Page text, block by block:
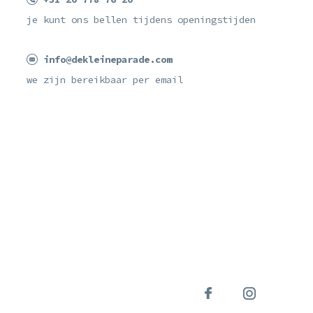
je kunt ons bellen tijdens openingstijden
info@dekleineparade.com
we zijn bereikbaar per email